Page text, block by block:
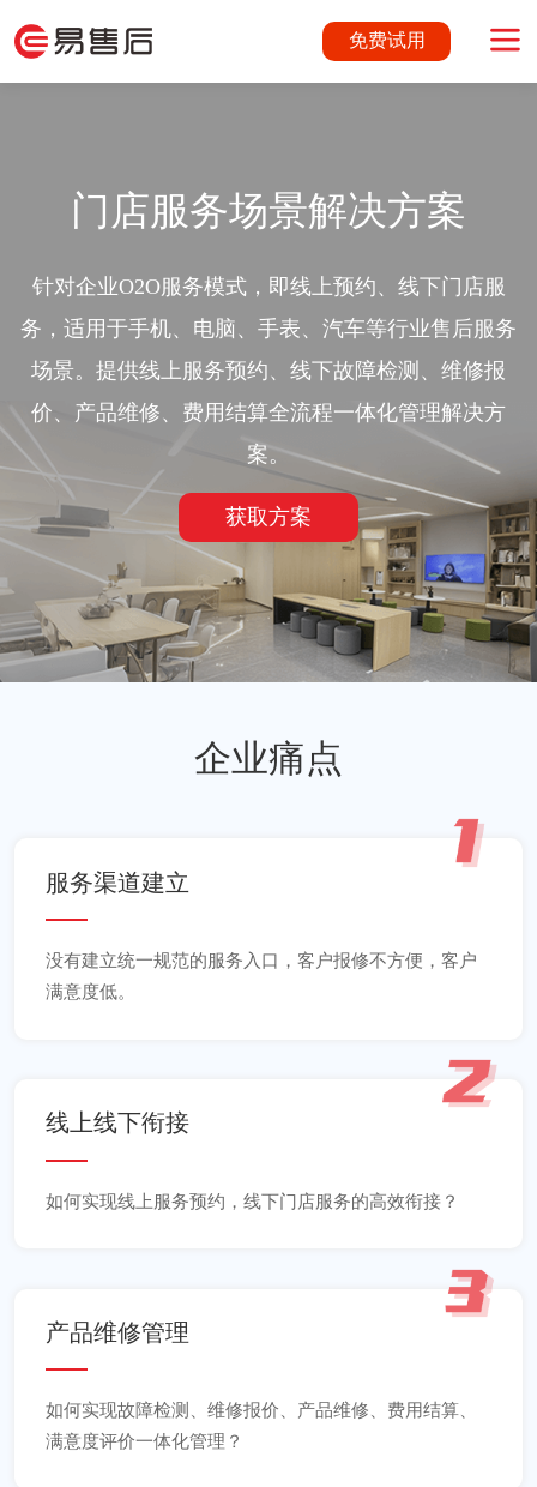
免费试用
门店服务场景解决方案
针对企业O2O服务模式，即线上预约、线下门店服
务，适用于手机、电脑、手表、汽车等行业售后服务
场景。提供线上服务预约、线下故障检测、维修报
价、产品维修、费用结算全流程一体化管理解决方
案。
获取方案
企业痛点
服务渠道建立
没有建立统一规范的服务入口，客户报修不方便，客户
满意度低。
线上线下衔接
如何实现线上服务预约，线下门店服务的高效衔接？
产品维修管理
如何实现故障检测、维修报价、产品维修、费用结算、
满意度评价一体化管理？